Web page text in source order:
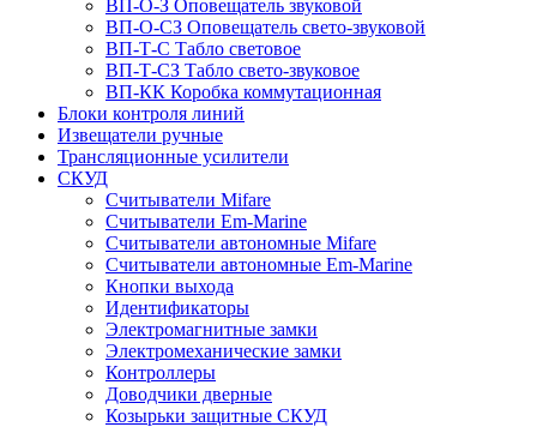
ВП-О-З Оповещатель звуковой
ВП-О-СЗ Оповещатель свето-звуковой
ВП-Т-С Табло световое
ВП-Т-СЗ Табло свето-звуковое
ВП-КК Коробка коммутационная
Блоки контроля линий
Извещатели ручные
Трансляционные усилители
СКУД
Считыватели Mifare
Считыватели Еm-Marine
Считыватели автономные Mifare
Считыватели автономные Em-Marine
Кнопки выхода
Идентификаторы
Электромагнитные замки
Электромеханические замки
Контроллеры
Доводчики дверные
Козырьки защитные СКУД